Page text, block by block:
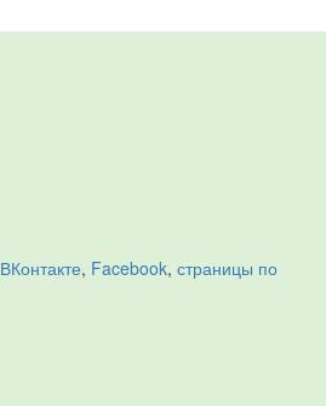
ВКонтакте, Facebook, страницы по